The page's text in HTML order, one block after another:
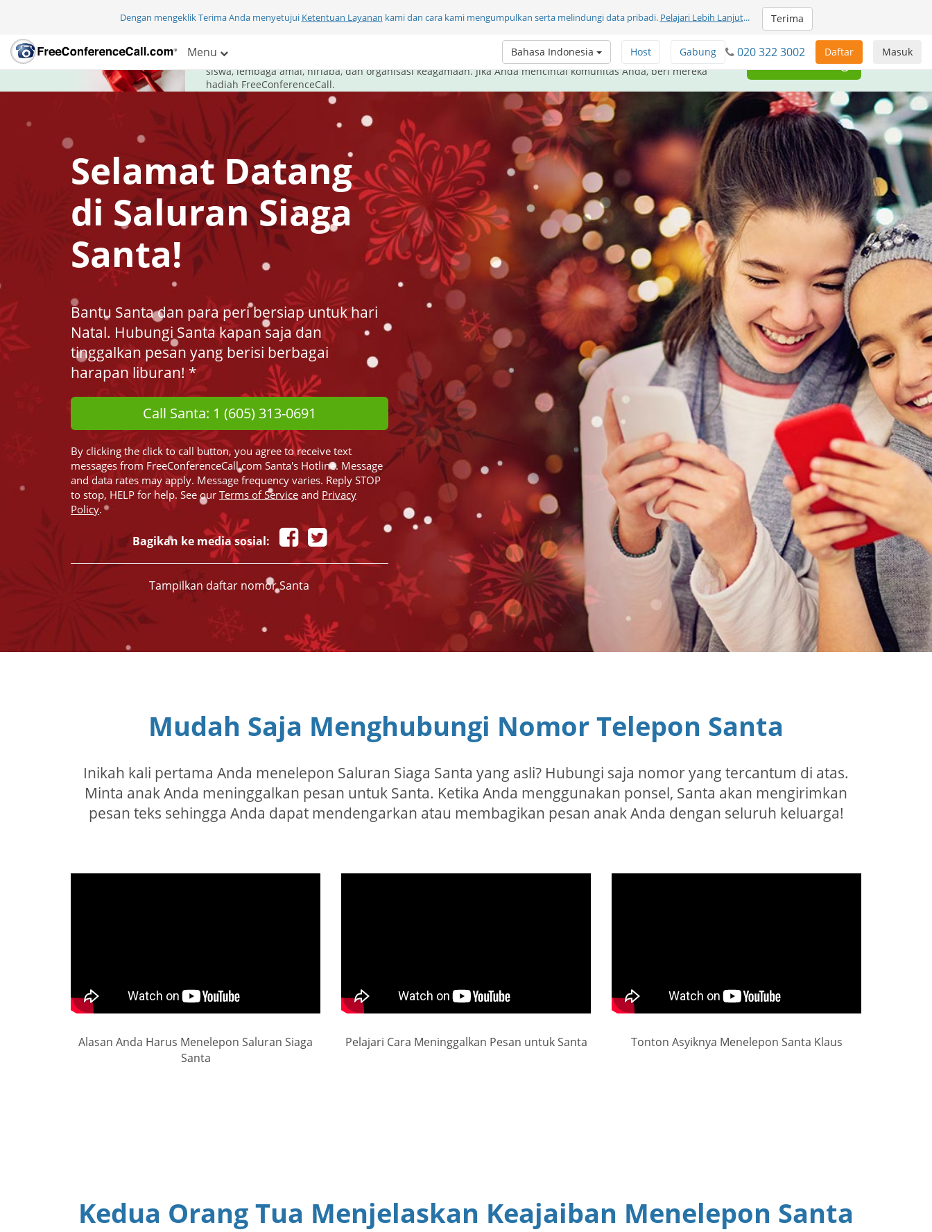
Dengan mengeklik Terima Anda menyetujui Ketentuan Layanan kami dan cara kami mengumpulkan serta melindungi data pribadi. Pelajari Lebih Lanjut... Terima
Menu Masuk
Daftar
020 322 3002
Gabung
Host
Bahasa Indonesia
Untuk liburan kali ini, beri hadiah komunikasi.
FreeConferenceCall.com melayani komunitasnya dengan cara terbaik - memberi alat komunikasi GRATIS untuk
siswa, lembaga amal, nirlaba, dan organisasi keagamaan. Jika Anda mencintai komunitas Anda, beri mereka
hadiah FreeConferenceCall.
Beri Sumbangan
Selamat Datang
di Saluran Siaga
Santa!
Bantu Santa dan para peri bersiap untuk hari
Natal. Hubungi Santa kapan saja dan
tinggalkan pesan yang berisi berbagai
harapan liburan! *
Call Santa: 1 (605) 313-0691
By clicking the click to call button, you agree to receive text
messages from FreeConferenceCall.com Santa's Hotline. Message
and data rates may apply. Message frequency varies. Reply STOP
to stop, HELP for help. See our Terms of Service and Privacy
Policy.
Bagikan ke media sosial:
Tampilkan daftar nomor Santa
Mudah Saja Menghubungi Nomor Telepon Santa
Inikah kali pertama Anda menelepon Saluran Siaga Santa yang asli? Hubungi saja nomor yang tercantum di atas.
Minta anak Anda meninggalkan pesan untuk Santa. Ketika Anda menggunakan ponsel, Santa akan mengirimkan
pesan teks sehingga Anda dapat mendengarkan atau membagikan pesan anak Anda dengan seluruh keluarga!
Alasan Anda Harus Menelepon Saluran Siaga
Santa
Pelajari Cara Meninggalkan Pesan untuk Santa Tonton Asyiknya Menelepon Santa Klaus
Kedua Orang Tua Menjelaskan Keajaiban Menelepon Santa